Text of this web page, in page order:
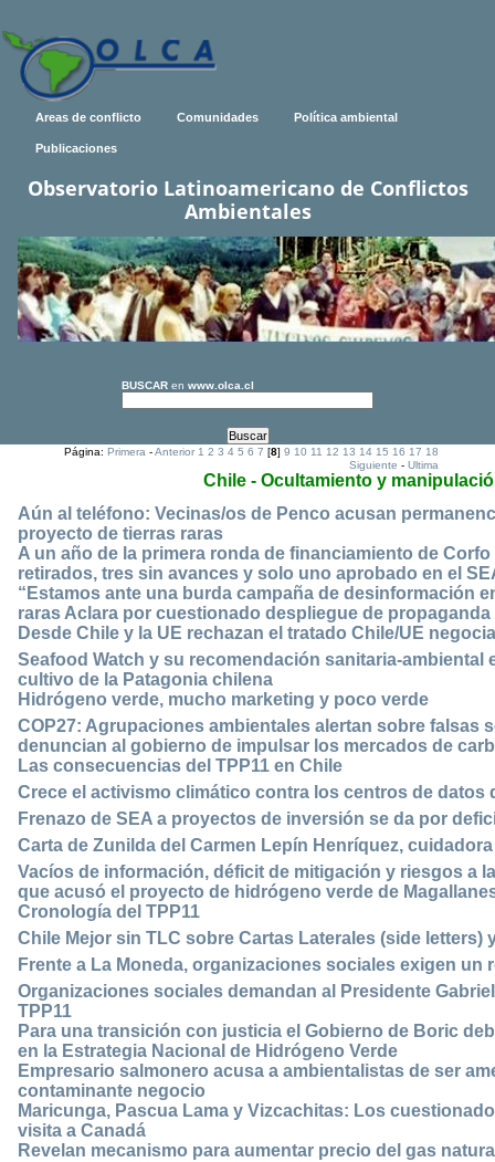
Areas de conflicto Comunidades Política ambiental
Publicaciones
Observatorio Latinoamericano de Conflictos
Ambientales
BUSCAR en www.olca.cl
Página:Primera -Anterior 1 2 3 4 5 6 7 [8]9 10 11 12 13 14 15 16 17 18
Siguiente -Ultima
Chile - Ocultamiento y
Aún al teléfono: Vecinas/os de Penco acusan
proyecto de tierras raras
A un año de la primera ronda de financiamiento de
retirados, tres sin avances y solo uno aprobado en el
“Estamos ante una burda campaña de desinformación
raras Aclara por cuestionado despliegue de propaganda
Desde Chile y la UE rechazan el tratado Chile/UE
Seafood Watch y su recomendación sanitaria-ambiental
cultivo de la Patagonia chilena
Hidrógeno verde, mucho marketing y poco verde
COP27: Agrupaciones ambientales alertan sobre falsas
denuncian al gobierno de impulsar los mercados de
Las consecuencias del TPP11 en Chile
Crece el activismo climático contra los centros de datos
Frenazo de SEA a proyectos de inversión se da por
Carta de Zunilda del Carmen Lepín Henríquez,
Vacíos de información, déficit de mitigación y riesgos a
que acusó el proyecto de hidrógeno verde de
Cronología del TPP11
Chile Mejor sin TLC sobre Cartas Laterales (side letters)
Frente a La Moneda, organizaciones sociales exigen un
Organizaciones sociales demandan al Presidente
TPP11
Para una transición con justicia el Gobierno de Boric
en la Estrategia Nacional de Hidrógeno Verde
Empresario salmonero acusa a ambientalistas de ser
contaminante negocio
Maricunga, Pascua Lama y Vizcachitas: Los
visita a Canadá
Revelan mecanismo para aumentar precio del gas